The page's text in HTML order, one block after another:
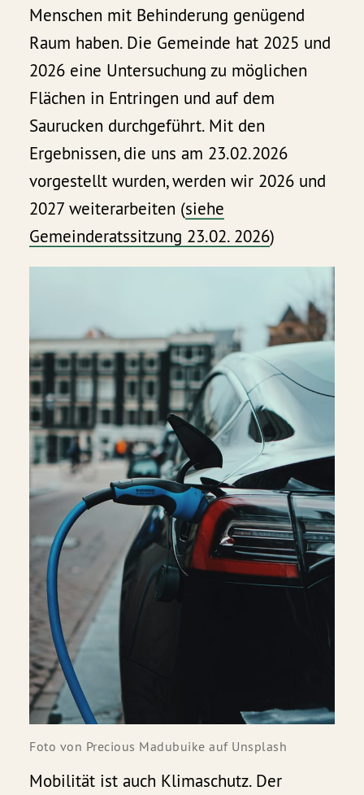
Menschen mit Behinderung genügend
Raum haben. Die Gemeinde hat 2025 und
2026 eine Untersuchung zu möglichen
Flächen in Entringen und auf dem
Saurucken durchgeführt. Mit den
Ergebnissen, die uns am 23.02.2026
vorgestellt wurden, werden wir 2026 und
2027 weiterarbeiten (siehe
Gemeinderatssitzung 23.02. 2026)
Foto von Precious Madubuike auf Unsplash
Mobilität ist auch Klimaschutz. Der